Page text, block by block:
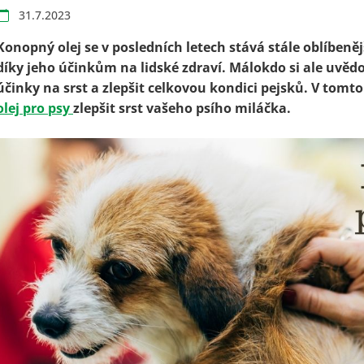
31.7.2023
olej se v posledních letech stává stále
jeho účinkům na lidské zdraví. Málokdo si ale
na srst a zlepšit celkovou kondici pejsků. V
pro psyzlepšit srst vašeho psího miláčka.